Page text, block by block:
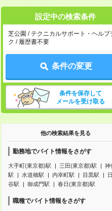
設定中の検索条件
芝公園 / テクニカルサポート・ヘルプ
ク / 履歴書不要
条件の変更
条件を保存して
メールを受け取る
他の検索結果を見る
勤務地でバイト情報をさがす
大手町(東京都)駅 三田(東京都)駅
神
駅
水道橋駅 内幸町駅 目黒駅
谷駅
御成門駅 春日(東京都)駅
職種でバイト情報をさがす